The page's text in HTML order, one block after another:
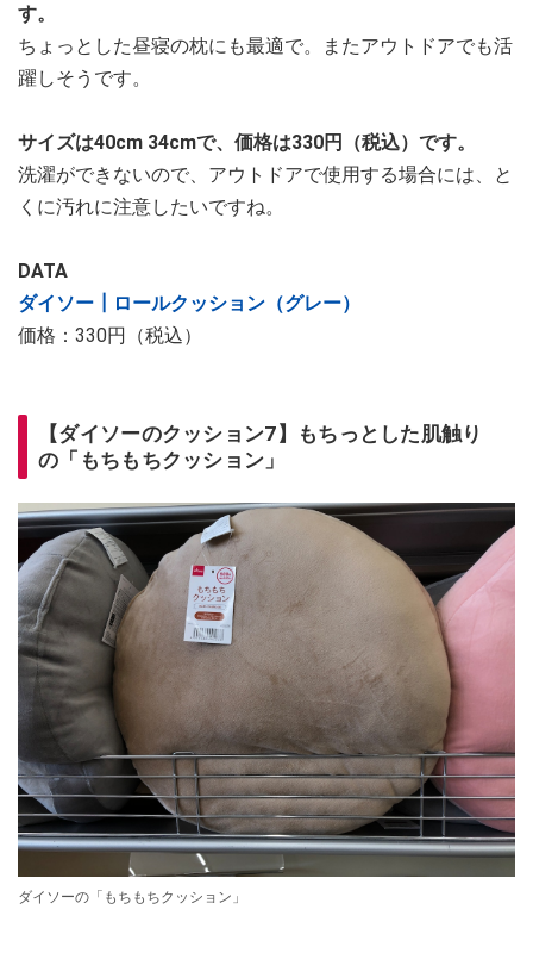
す。
ちょっとした昼寝の枕にも最適で。またアウトドアでも活
躍しそうです。
サイズは40cm 34cmで、価格は330円（税込）です。
洗濯ができないので、アウトドアで使用する場合には、と
くに汚れに注意したいですね。
DATA
ダイソー┃ロールクッション（グレー）
価格：330円（税込）
【ダイソーのクッション7】もちっとした肌触り
の「もちもちクッション」
ダイソーの「もちもちクッション」